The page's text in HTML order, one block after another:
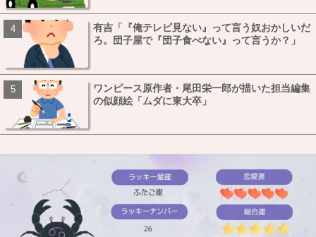
有吉「『俺テレビ見ない』って言う奴おかしいだ
ろ。団子屋で『団子食べない』って言うか？」
ワンピース原作者・尾田栄一郎が描いた担当編集
の似顔絵「ムダに東大卒」